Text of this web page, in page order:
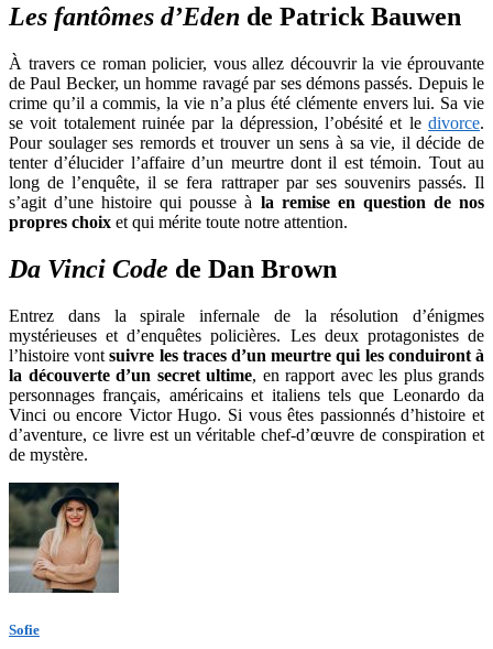
Les fantômes d’Eden de Patrick Bauwen
À travers ce roman policier, vous allez découvrir la vie éprouvante
de Paul Becker, un homme ravagé par ses démons passés. Depuis le
crime qu’il a commis, la vie n’a plus été clémente envers lui. Sa vie
se voit totalement ruinée par la dépression, l’obésité et le divorce.
Pour soulager ses remords et trouver un sens à sa vie, il décide de
tenter d’élucider l’affaire d’un meurtre dont il est témoin. Tout au
long de l’enquête, il se fera rattraper par ses souvenirs passés. Il
s’agit d’une histoire qui pousse à la remise en question de nos
propres choix et qui mérite toute notre attention.
Da Vinci Code de Dan Brown
Entrez dans la spirale infernale de la résolution d’énigmes
mystérieuses et d’enquêtes policières. Les deux protagonistes de
l’histoire vontsuivre les traces d’un meurtre qui les conduiront à
la découverte d’un secret ultime, en rapport avec les plus grands
personnages français, américains et italiens tels que Leonardo da
Vinci ou encore Victor Hugo. Si vous êtes passionnés d’histoire et
d’aventure, ce livre est un véritable chef-d’œuvre de conspiration et
de mystère.
Sofie